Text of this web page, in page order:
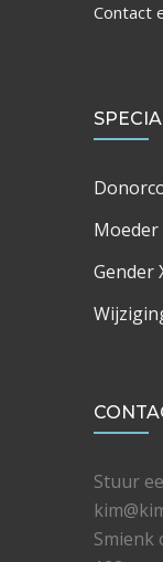
Contact
Moeder
Gender
Stuur
Smienk